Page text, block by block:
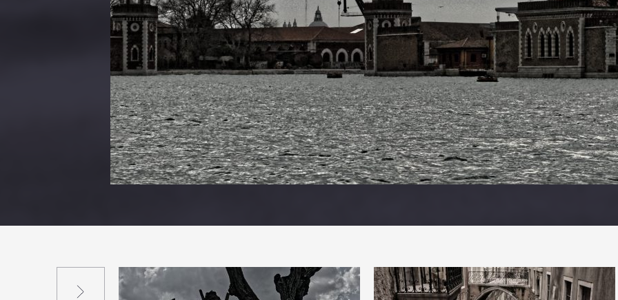
Suivant